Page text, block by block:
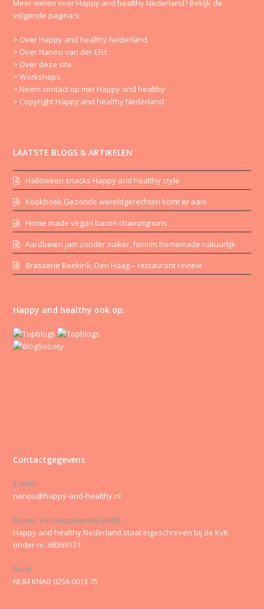
Meer weten over Happy and healthy Nederland? Bekijk de
volgende pagina's:
> Over Happy and healthy Nederland
> Over Nanou van der Elst
> Over deze site
> Workshops
> Neem contact op met Happy and healthy
> Copyright Happy and healthy Nederland
LAATSTE BLOGS & ARTIKELEN
Halloween snacks Happy and healthy style
Kookboek Gezonde wereldgerechten komt er aan!
Home made vegan bacon champignons
Aardbeien jam zonder suiker, hmmm homemade natuurlijk
Brasserie Beekink, Den Haag – restaurant review
Happy and healthy ook op:
Contactgegevens
E-mail:
nanou@happy-and-healthy.nl
Kamer van koophandel (KvK):
Happy and healthy Nederland staat ingeschreven bij de KvK
onder nr. 68369131
Bank:
NL84 KNAB 0256 0013 75